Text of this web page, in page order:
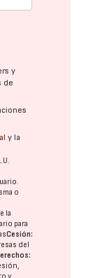
y
de
y la
o
la
para
Cesión:
del